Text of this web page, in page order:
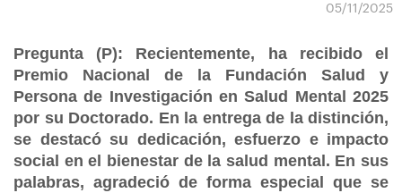
05/11/2025
Pregunta (P): Recientemente, ha recibido el
Premio Nacional de la Fundación Salud y
Persona de Investigación en Salud Mental 2025
por su Doctorado. En la entrega de la distinción,
se destacó su dedicación, esfuerzo e impacto
social en el bienestar de la salud mental. En sus
palabras, agradeció de forma especial que se